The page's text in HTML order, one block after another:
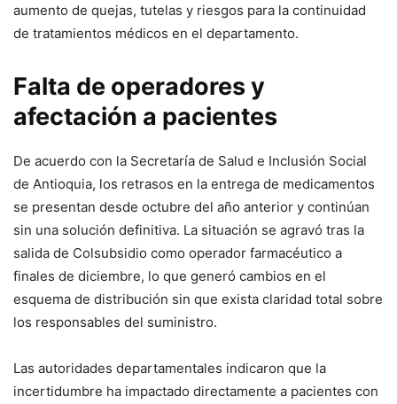
aumento de quejas, tutelas y riesgos para la continuidad
de tratamientos médicos en el departamento.
Falta de operadores y
afectación a pacientes
De acuerdo con la Secretaría de Salud e Inclusión Social
de Antioquia, los retrasos en la entrega de medicamentos
se presentan desde octubre del año anterior y continúan
sin una solución definitiva. La situación se agravó tras la
salida de Colsubsidio como operador farmacéutico a
finales de diciembre, lo que generó cambios en el
esquema de distribución sin que exista claridad total sobre
los responsables del suministro.
Las autoridades departamentales indicaron que la
incertidumbre ha impactado directamente a pacientes con